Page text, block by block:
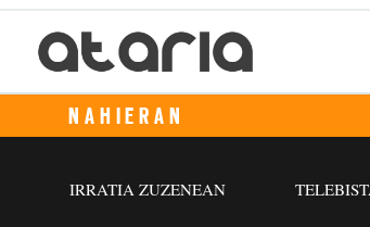
NAHIERAN
IRRATIA ZUZENEAN